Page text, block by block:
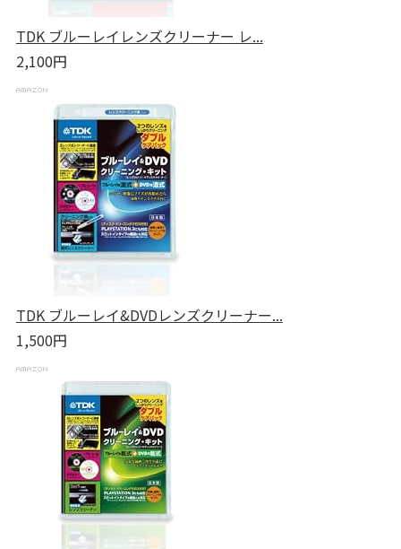
TDK ブルーレイレンズクリーナー レ...
2,100円
TDK ブルーレイ&DVDレンズクリーナー...
1,500円